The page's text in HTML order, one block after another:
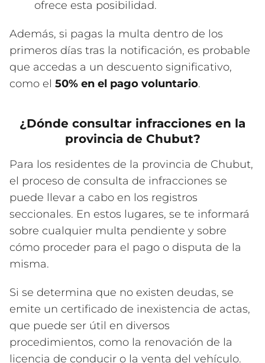
ofrece esta posibilidad.
Además, si pagas la multa dentro de los
primeros días tras la notificación, es probable
que accedas a un descuento significativo,
como el 50% en el pago voluntario.
¿Dónde consultar infracciones en la
provincia de Chubut?
Para los residentes de la provincia de Chubut,
el proceso de consulta de infracciones se
puede llevar a cabo en los registros
seccionales. En estos lugares, se te informará
sobre cualquier multa pendiente y sobre
cómo proceder para el pago o disputa de la
misma.
Si se determina que no existen deudas, se
emite un certificado de inexistencia de actas,
que puede ser útil en diversos
procedimientos, como la renovación de la
licencia de conducir o la venta del vehículo.